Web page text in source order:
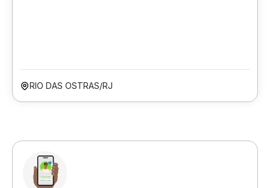
RIO DAS OSTRAS/RJ